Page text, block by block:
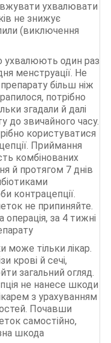
ухвалювати
не знижує
(виключення
ухвалюють один раз
менструації. Не
більш ніж
потрібно
згадали й далі
до звичайного часу.
користуватися
Приймання
комбінованих
й протягом 7 днів
контрацепції.
не припиняйте.
операція, за 4 тижні
може тільки лікар.
крові й сечі,
загальний огляд.
не нанесе шкоди
з урахуванням
Почавши
самостійно,
шкода